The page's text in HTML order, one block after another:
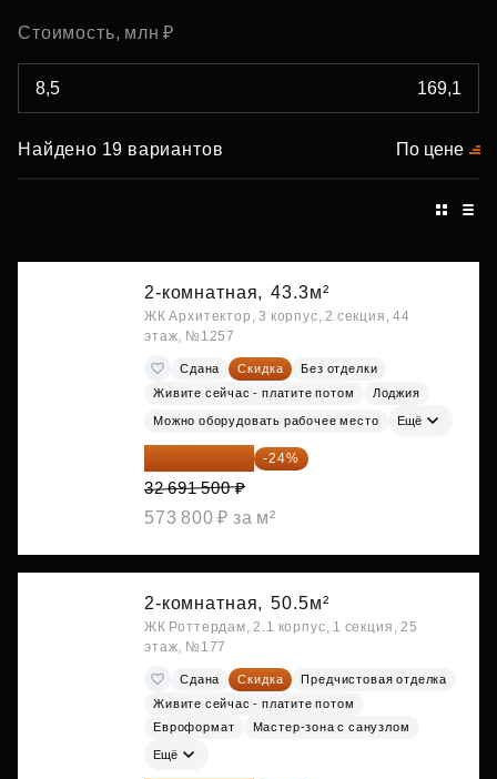
Стоимость, млн ₽
Найдено 19 вариантов По цене
2-комнатная, 43.3м²
ЖК Архитектор, 3 корпус, 2 секция, 44
этаж, №1257
Сдана Скидка
Без отделки
Живите сейчас - платите потом
Лоджия
Можно оборудовать рабочее место Ещё
24 845 540 ₽ -24%
32 691 500 ₽
573 800 ₽ за м²
2-комнатная, 50.5м²
ЖК Роттердам, 2.1 корпус, 1 секция, 25
этаж, №177
Сдана Скидка
Предчистовая отделка
Живите сейчас - платите потом
Евроформат
Мастер-зона с санузлом
Ещё